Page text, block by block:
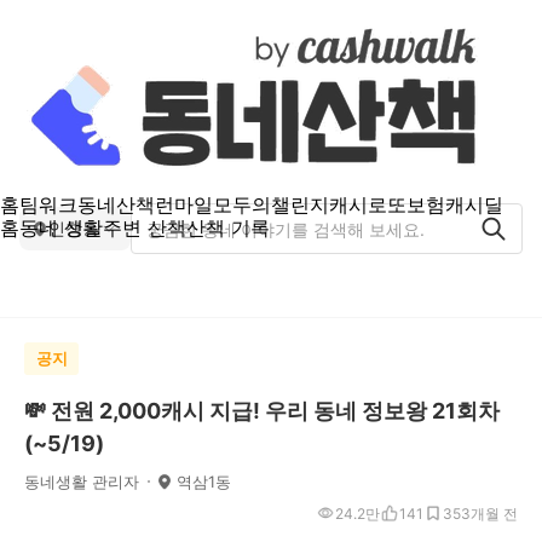
홈팀워크동네산책런마일모두의챌린지캐시로또보험캐시딜
홈동네 생활주변 산책산책 기록
인창동
공지
💸 전원 2,000캐시 지급! 우리 동네 정보왕 21회차
(~5/19)
동네생활 관리자 역삼1동
3개월 전
24.2만 141 35